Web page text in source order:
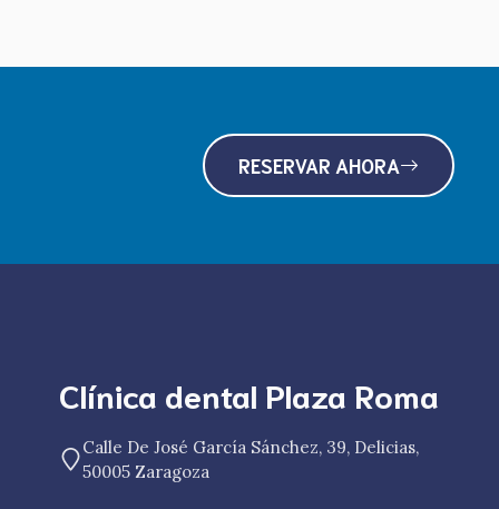
RESERVAR AHORA
Clínica dental Plaza Roma
Calle De José García Sánchez, 39, Delicias,
50005 Zaragoza